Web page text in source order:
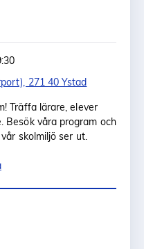
271 40 Ystad
Träffa lärare, elever
Besök våra program och
skolmiljö ser ut.